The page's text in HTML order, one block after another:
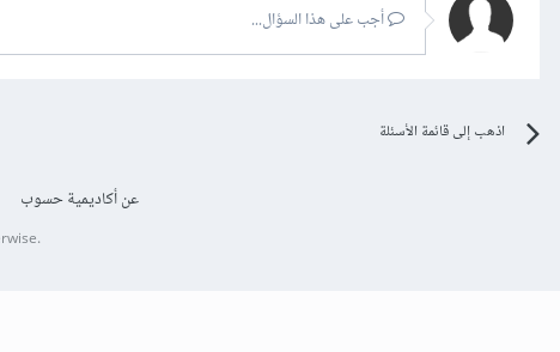
أجب على هذا السؤال...
اذهب إلى قائمة الأسئلة
عن أكاديمية حسوب